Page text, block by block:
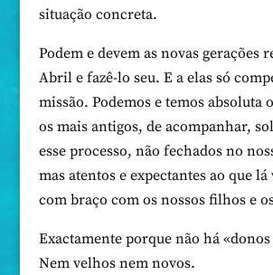
situação concreta.
Podem e devem as novas gerações
Abril e fazê-lo seu. E a elas só
missão. Podemos e temos absoluta
os mais antigos, de acompanhar,
esse processo, não fechados no
mas atentos e expectantes ao que
com braço com os nossos filhos e
Exactamente porque não há
Nem velhos nem novos.